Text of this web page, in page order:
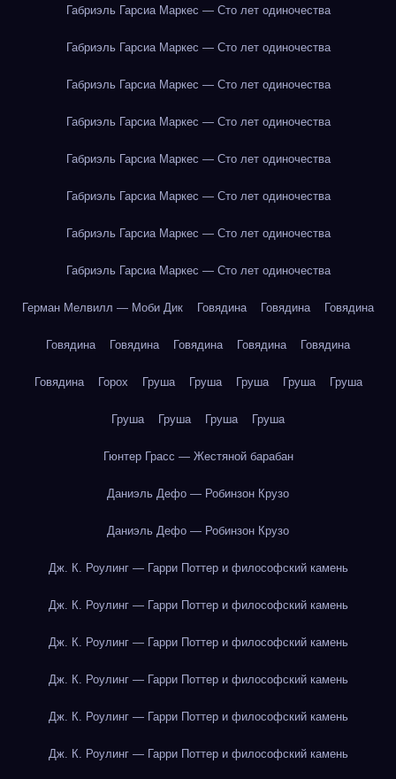
Габриэль Гарсиа Маркес — Сто лет одиночества
Габриэль Гарсиа Маркес — Сто лет одиночества
Габриэль Гарсиа Маркес — Сто лет одиночества
Габриэль Гарсиа Маркес — Сто лет одиночества
Габриэль Гарсиа Маркес — Сто лет одиночества
Габриэль Гарсиа Маркес — Сто лет одиночества
Габриэль Гарсиа Маркес — Сто лет одиночества
Габриэль Гарсиа Маркес — Сто лет одиночества
Герман Мелвилл — Моби Дик Говядина Говядина Говядина
Говядина Говядина Говядина Говядина Говядина
Говядина Горох Груша Груша Груша Груша Груша
Груша Груша Груша Груша
Гюнтер Грасс — Жестяной барабан
Даниэль Дефо — Робинзон Крузо
Даниэль Дефо — Робинзон Крузо
Дж. К. Роулинг — Гарри Поттер и философский камень
Дж. К. Роулинг — Гарри Поттер и философский камень
Дж. К. Роулинг — Гарри Поттер и философский камень
Дж. К. Роулинг — Гарри Поттер и философский камень
Дж. К. Роулинг — Гарри Поттер и философский камень
Дж. К. Роулинг — Гарри Поттер и философский камень